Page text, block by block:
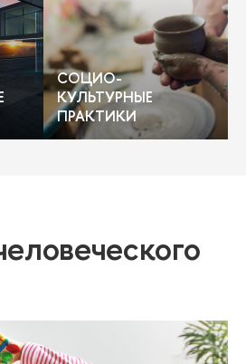
СОЦИО-
КУЛЬТУРНЫЕ
ПРАКТИКИ